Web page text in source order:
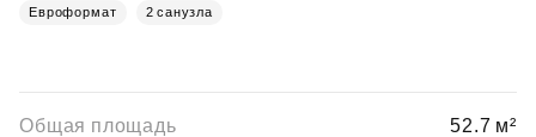
Евроформат 2 санузла
Общая площадь 52.7 м²